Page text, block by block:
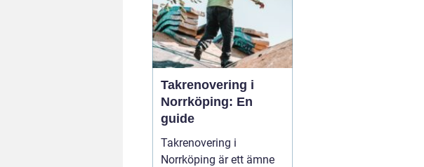
Takrenovering i
Norrköping: En
guide
Takrenovering i
Norrköping är ett ämne